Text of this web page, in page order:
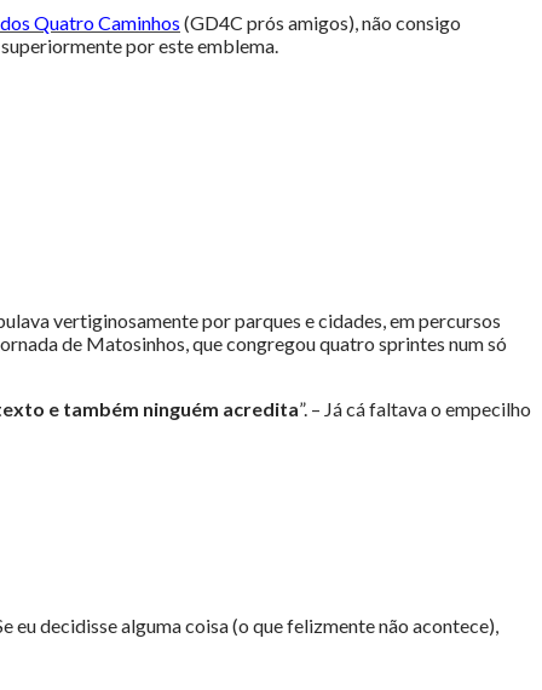
Quatro Caminhos (GD4C prós amigos), não consigo
por este emblema.
vertiginosamente por parques e cidades, em percursos
de Matosinhos, que congregou quatro sprintes num só
e também ninguém acredita”. – Já cá faltava o empecilho
decidisse alguma coisa (o que felizmente não acontece),